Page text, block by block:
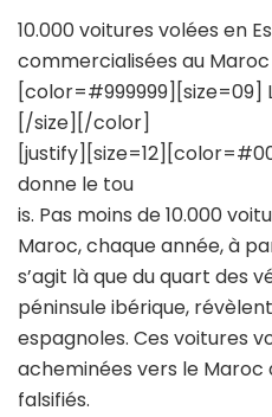
10.000 voitures volées en
commercialisées au Maroc
[color=#999999][size=09]
[/size][/color]
donne le tou
is. Pas moins de 10.000
Maroc, chaque année, à
s’agit là que du quart des
péninsule ibérique,
espagnoles. Ces voitures
acheminées vers le
falsifiés.